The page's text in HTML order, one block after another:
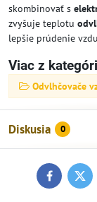
skombinovať s
zvyšuje teplotu
lepšie prúdenie
Viac z
Odvlhčovače
Diskusia 0
Facebook